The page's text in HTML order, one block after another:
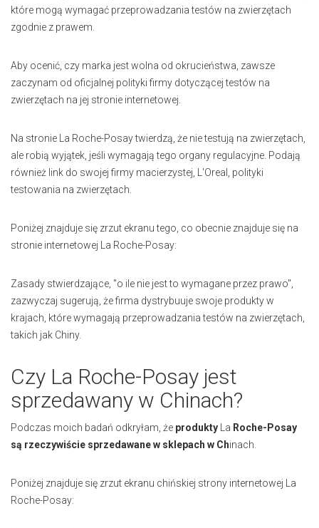
które mogą wymagać przeprowadzania testów na zwierzętach
zgodnie z prawem.
Aby ocenić, czy marka jest wolna od okrucieństwa, zawsze
zaczynam od oficjalnej polityki firmy dotyczącej testów na
zwierzętach na jej stronie internetowej.
Na stronie La Roche-Posay twierdzą, że nie testują na zwierzętach,
ale robią wyjątek, jeśli wymagają tego organy regulacyjne. Podają
również link do swojej firmy macierzystej, L'Oreal, polityki
testowania na zwierzętach.
Poniżej znajduje się zrzut ekranu tego, co obecnie znajduje się na
stronie internetowej La Roche-Posay:
Zasady stwierdzające, "o ile nie jest to wymagane przez prawo",
zazwyczaj sugerują, że firma dystrybuuje swoje produkty w
krajach, które wymagają przeprowadzania testów na zwierzętach,
takich jak Chiny.
Czy La Roche-Posay jest
sprzedawany w Chinach?
Podczas moich badań odkryłam, że produkty La Roche-Posay
są rzeczywiście sprzedawane w sklepach w Chinach.
Poniżej znajduje się zrzut ekranu chińskiej strony internetowej La
Roche-Posay: